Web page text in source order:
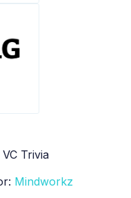
Trivia
Mindworkz